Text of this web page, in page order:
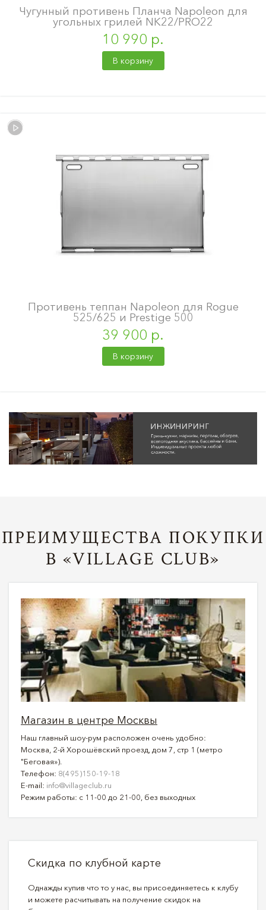
Чугунный противень Планча Napoleon для
угольных грилей NK22/PRO22
10 990 р.
В корзину
Противень теппан Napoleon для Rogue
525/625 и Prestige 500
39 900 р.
В корзину
ПРЕИМУЩЕСТВА ПОКУПКИ
В «VILLAGE CLUB»
Магазин в центре Москвы
Наш главный шоу-рум расположен очень удобно:
Москва, 2-й Хорошёвский проезд, дом 7, стр 1 (метро
"Беговая»).
Телефон: 8(495)150-19-18
E-mail: info@villageclub.ru
Режим работы: с 11-00 до 21-00, без выходных
Скидка по клубной карте
Однажды купив что то у нас, вы присоединяетесь к клубу
и можете расчитывать на получение скидок на